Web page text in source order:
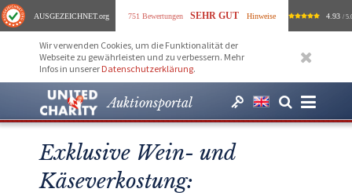
AUSGEZEICHNET.org 751 Bewertungen SEHR GUT Hinweise 4.93 /
Wir verwenden Cookies, um die Funktionalität der
Webseite zu gewährleisten und zu verbessern. Mehr
Infos in unserer Datenschutzerklärung.
Auktionsportal
Exklusive Wein- und
Käseverkostung: